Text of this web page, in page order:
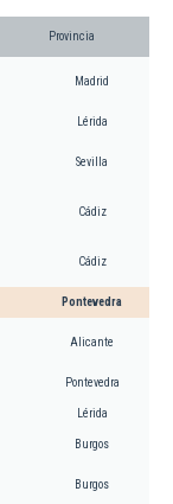
Provincia
Madrid
Lérida
Sevilla
Cádiz
Cádiz
Pontevedra
Alicante
Pontevedra
Lérida
Burgos
Burgos